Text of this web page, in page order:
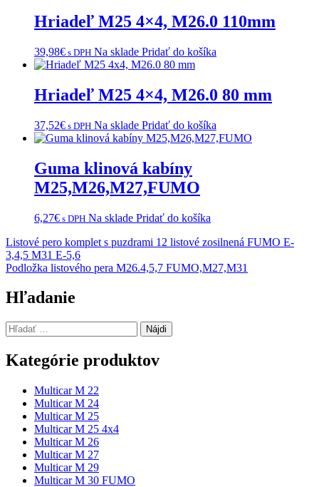
Hriadeľ M25 4×4, M26.0 110mm
39,98€ s DPH Na sklade Pridať do košíka
Hriadeľ M25 4×4, M26.0 80 mm
37,52€ s DPH Na sklade Pridať do košíka
Guma klinová kabíny
M25,M26,M27,FUMO
6,27€ s DPH Na sklade Pridať do košíka
Navigácia
v
Listové pero komplet s puzdrami 12 listové zosilnená FUMO E-
3,4,5 M31 E-5,6
Podložka listového pera M26.4,5,7 FUMO,M27,M31
Hľadanie
Hľadať:
Kategórie produktov
Multicar M 22
Multicar M 24
Multicar M 25
Multicar M 25 4x4
Multicar M 26
Multicar M 27
Multicar M 29
Multicar M 30 FUMO